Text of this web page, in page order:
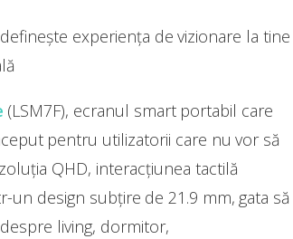
experiența de vizionare la tine
(LSM7F), ecranul smart portabil care
pentru utilizatorii care nu vor să
QHD, interacțiunea tactilă
design subțire de 21.9 mm, gata să
living, dormitor,